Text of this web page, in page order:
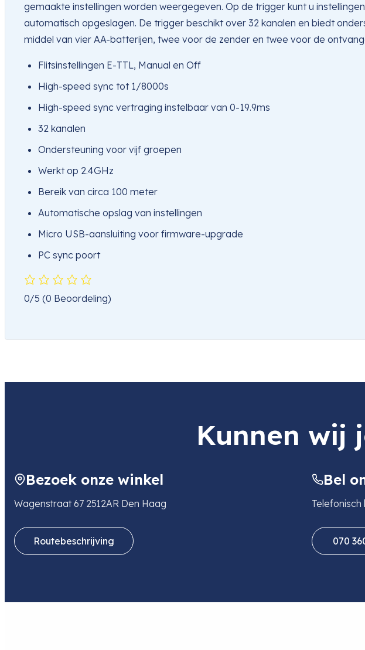
gemaakte instellingen worden weergegeven. Op de trigger kunt u
automatisch opgeslagen. De trigger beschikt over 32 kanalen en biedt
middel van vier AA-batterijen, twee voor de zender en twee voor de
Flitsinstellingen E-TTL, Manual en Off
High-speed sync tot 1/8000s
High-speed sync vertraging instelbaar van 0-19.9ms
32 kanalen
Ondersteuning voor vijf groepen
Werkt op 2.4GHz
Bereik van circa 100 meter
Automatische opslag van instellingen
Micro USB-aansluiting voor firmware-upgrade
PC sync poort
0/5 (0 Beoordeling)
Kunnen wij
Bezoek onze winkel
Wagenstraat 67 2512AR Den Haag
Routebeschrijving
Bel
Telefonisch
070